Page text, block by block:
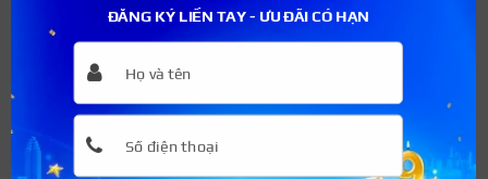
ĐĂNG KÝ LIỀN TAY - ƯU ĐÃI CÓ HẠN